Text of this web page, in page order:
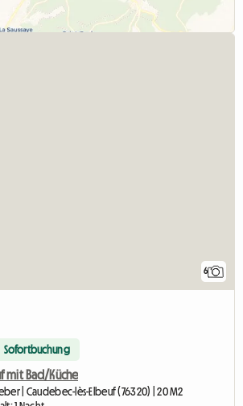
6
Sofortbuchung
mit Bad/Küche
| Caudebec-lès-Elbeuf (76320) | 20 M2